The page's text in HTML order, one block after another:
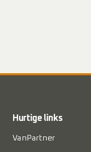
Hurtige links
VanPartner